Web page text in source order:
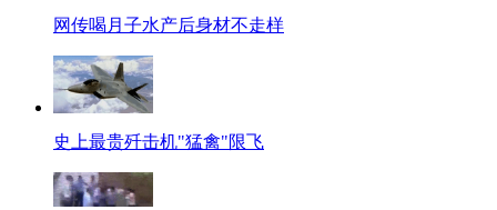
网传喝月子水产后身材不走样
史上最贵歼击机"猛禽"限飞